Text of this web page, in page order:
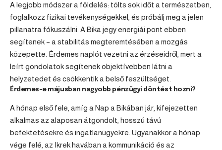
A legjobb módszer a földelés: tölts sok időt a természetben,
foglalkozz fizikai tevékenységekkel, és próbálj meg a jelen
pillanatra fókuszálni. A Bika jegy energiái pont ebben
segítenek – a stabilitás megteremtésében a mozgás
közepette. Érdemes naplót vezetni az érzéseidről, mert a
leírt gondolatok segítenek objektívebben látni a
helyzetedet és csökkentik a belső feszültséget.
Érdemes-e májusban nagyobb pénzügyi döntést hozni?
A hónap első fele, amíg a Nap a Bikában jár, kifejezetten
alkalmas az alaposan átgondolt, hosszú távú
befektetésekre és ingatlanügyekre. Ugyanakkor a hónap
vége felé, az Ikrek havában a kommunikáció és az